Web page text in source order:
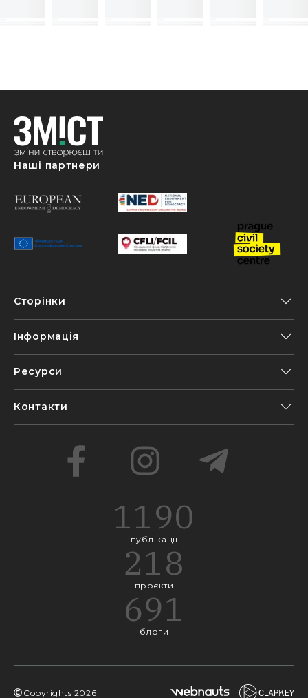
Наші партнери
Сторінки
Інформація
Ресурси
Контакти
1190
публікації
218
проєкти
691
блоги
Copyrights 2026